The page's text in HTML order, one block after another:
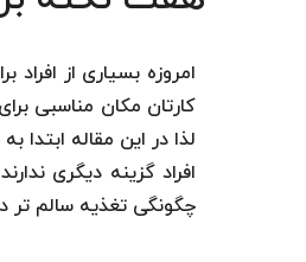
امروزه بسیاری از
کارتان مکان مناسبی
لذا در این مقاله ابتدا
افراد گزینه دیگری
چگونگی تغذیه سالم تر